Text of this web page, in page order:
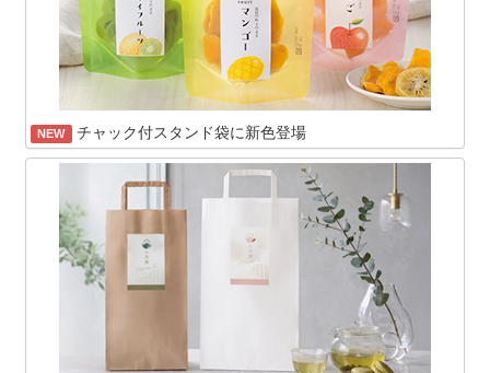
NEW チャック付スタンド袋に新色登場